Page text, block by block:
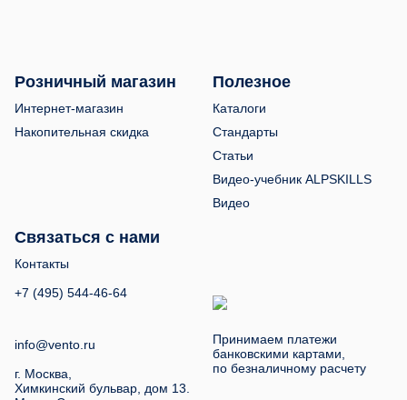
Розничный магазин
Интернет-магазин
Накопительная скидка
Полезное
Каталоги
Стандарты
Статьи
Видео-учебник ALPSKILLS
Видео
Связаться с нами
Контакты
+7 (495) 544-46-64
info@vento.ru
г. Москва,
Химкинский бульвар, дом 13.
Принимаем платежи
банковскими картами,
по безналичному расчету